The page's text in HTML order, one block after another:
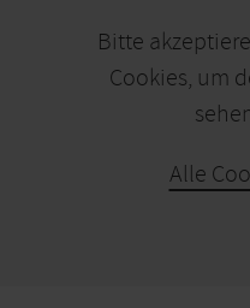
Bitte
Cookies, um
Alle